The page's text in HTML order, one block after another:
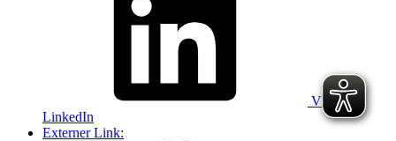
VdK auf
LinkedIn
Externer Link: